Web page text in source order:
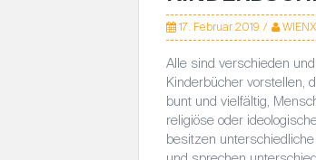
17. Februar 2019
Alle sind verschieden
Kinderbücher vorstellen,
bunt und vielfältig,
religiöse oder
besitzen